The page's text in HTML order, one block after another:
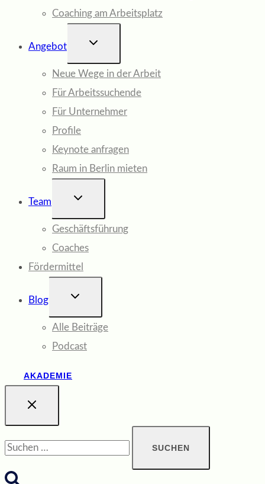
Coaching am Arbeitsplatz
Angebot
UNTERMENÜ
Neue Wege in der Arbeit
Für Arbeitssuchende
Für Unternehmer
Profile
Keynote anfragen
Raum in Berlin mieten
Team
UNTERMENÜ
Geschäftsführung
Coaches
Fördermittel
Blog
UNTERMENÜ
Alle Beiträge
Podcast
AKADEMIE
nach: